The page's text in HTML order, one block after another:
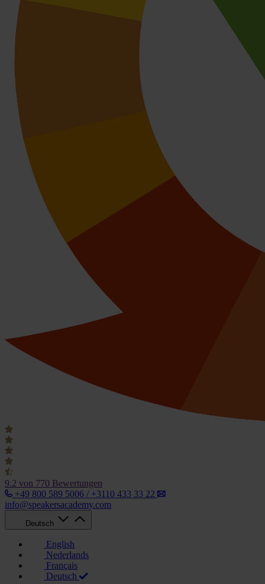
9.2 von 770 Bewertungen
+49 800 589 5006 / +3110 433 33 22
info@speakersacademy.com
Deutsch
English
Nederlands
Français
Deutsch